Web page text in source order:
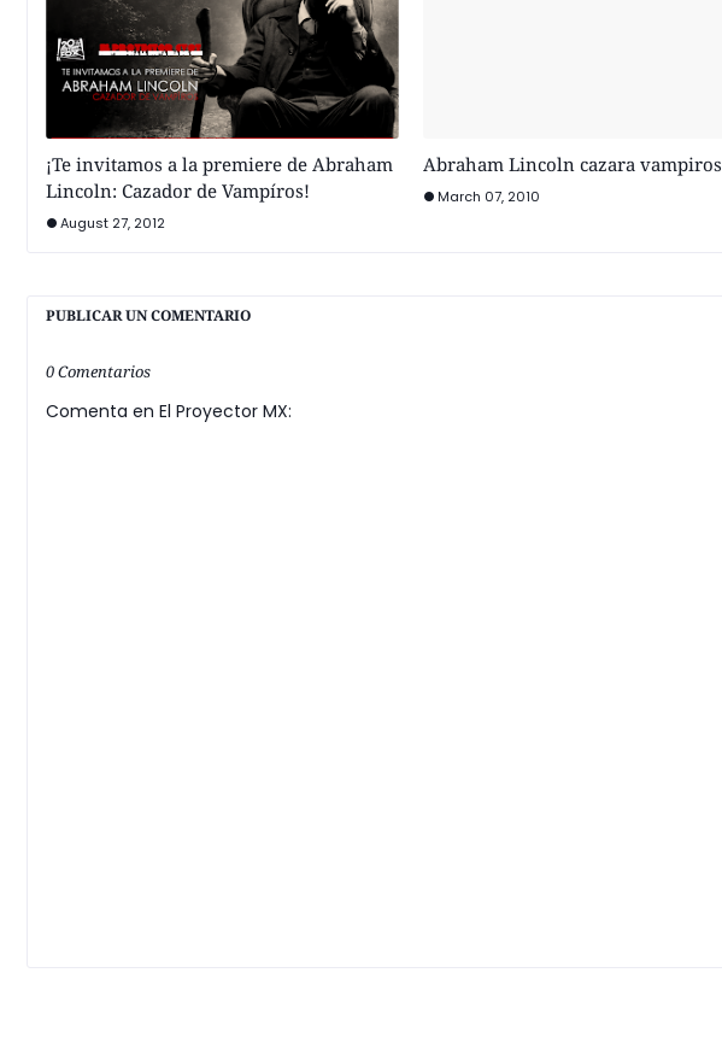
¡Te invitamos a la premiere de Abraham
Lincoln: Cazador de Vampíros!
August 27, 2012
Abraham Lincoln cazara vampiros
March 07, 2010
PUBLICAR UN COMENTARIO
0 Comentarios
Comenta en El Proyector MX: